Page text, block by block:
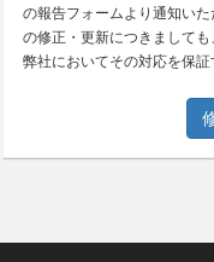
の報告フォームより通知い
の修正・更新につきまして
弊社においてその対応を保証